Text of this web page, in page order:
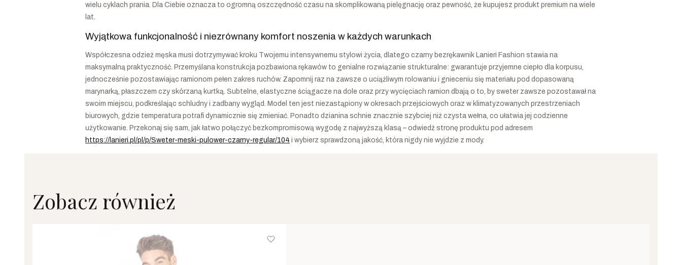
wielu cyklach prania. Dla Ciebie oznacza to ogromną oszczędność czasu na skomplikowaną pielęgnację oraz pewność, że kupujesz produkt premium na wiele
lat.
Wyjątkowa funkcjonalność i niezrównany komfort noszenia w każdych warunkach
Współczesna odzież męska musi dotrzymywać kroku Twojemu intensywnemu stylowi życia, dlatego czarny bezrękawnik Lanieri Fashion stawia na
maksymalną praktyczność. Przemyślana konstrukcja pozbawiona rękawów to genialne rozwiązanie strukturalne: gwarantuje przyjemne ciepło dla korpusu,
jednocześnie pozostawiając ramionom pełen zakres ruchów. Zapomnij raz na zawsze o uciążliwym rolowaniu i gnieceniu się materiału pod dopasowaną
marynarką, płaszczem czy skórzaną kurtką. Subtelne, elastyczne ściągacze na dole oraz przy wycięciach ramion dbają o to, by sweter zawsze pozostawał na
swoim miejscu, podkreślając schludny i zadbany wygląd. Model ten jest niezastąpiony w okresach przejściowych oraz w klimatyzowanych przestrzeniach
biurowych, gdzie temperatura potrafi dynamicznie się zmieniać. Ponadto dzianina schnie znacznie szybciej niż czysta wełna, co ułatwia jej codzienne
użytkowanie. Przekonaj się sam, jak łatwo połączyć bezkompromisową wygodę z najwyższą klasą – odwiedź stronę produktu pod adresem
https://lanieri.pl/pl/p/Sweter-meski-pulower-czarny-regular/104 i wybierz sprawdzoną jakość, która nigdy nie wyjdzie z mody.
Zobacz również